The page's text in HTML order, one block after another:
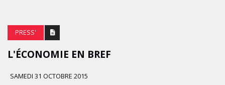
PRESS'
L'ÉCONOMIE EN BREF
SAMEDI 31 OCTOBRE 2015